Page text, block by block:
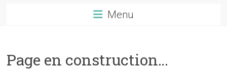
Menu
Page en construction…